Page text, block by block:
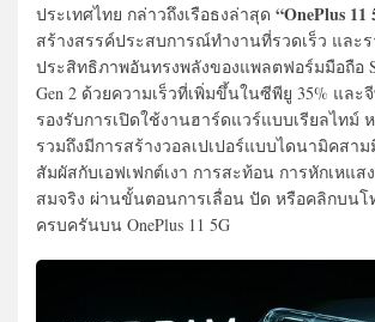
ประเทศไทย กล่าวถึงเรือธงล่าสุด “OnePlus 11
สร้างสรรค์ประสบการณ์ทำงานที่รวดเร็ว และ
ประสิทธิภาพอันทรงพลังของแพลตฟอร์มมือถือ
Gen 2 ด้วยความเร็วที่เพิ่มขึ้นในซีพียู 35% และ
รองรับการเปิดใช้งานฮาร์ดแวร์แบบเรียลไทม์ ห
รวมถึงมีการสร้างวอลเปเปอร์แบบไดนามิคสา
สัมผัสกับเอฟเฟกต์เงา การสะท้อน การหักเหแส
สมจริง ผ่านขั้นตอนการเลื่อน ปัด หรือคลิกบนโ
ครบครันบน OnePlus 11 5G